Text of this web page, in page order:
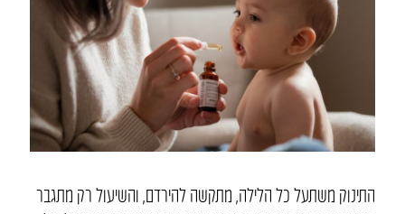
התינוק משתעל כל הלילה, מתקשה להירדם, והשיעול רק מתגבר